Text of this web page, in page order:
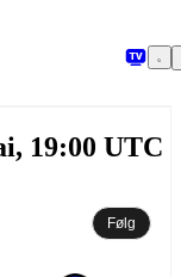
19:00 UTC
Følg